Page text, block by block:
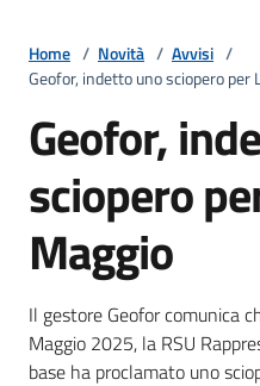
Home / Novità / Avvisi /
Geofor, indetto uno sciopero per
Geofor,
sciopero
Maggio
Dettagli
Il gestore Geofor comunica
Maggio 2025, la RSU
base ha proclamato uno